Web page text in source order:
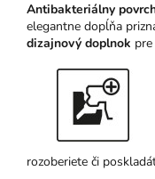
Antibakteriálny
elegantne dopĺňa
dizajnový doplnok
rozoberiete či